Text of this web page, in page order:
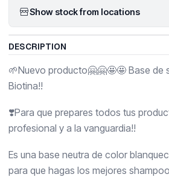
Show stock from locations
DESCRIPTION
🌱Nuevo producto🤗🤗🤩🤩 Base de
Biotina!!
❣️Para que prepares todos tus
profesional y a la vanguardia!!
Es una base neutra de color
para que hagas los mejores